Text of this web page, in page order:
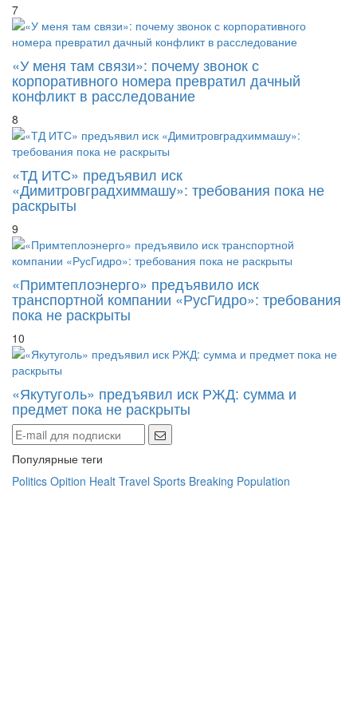
7
«У меня там связи»: почему звонок с
корпоративного номера превратил дачный
конфликт в расследование
8
«ТД ИТС» предъявил иск
«Димитровградхиммашу»: требования пока не
раскрыты
9
«Примтеплоэнерго» предъявило иск
транспортной компании «РусГидро»: требования
пока не раскрыты
10
«Якутуголь» предъявил иск РЖД: сумма и
предмет пока не раскрыты
Популярные теги
Politics Opition Healt Travel Sports Breaking Population